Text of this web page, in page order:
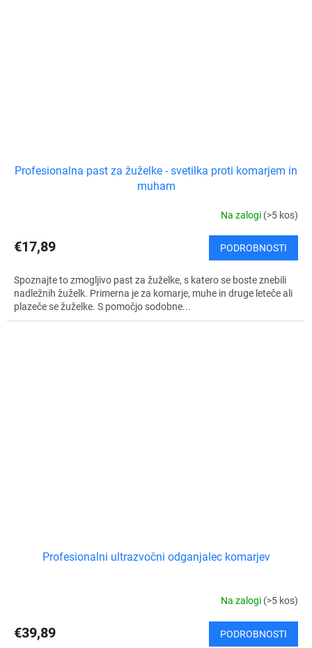
Profesionalna past za žuželke - svetilka proti komarjem in
muham
Na zalogi (>5 kos)
€17,89 PODROBNOSTI
Spoznajte to zmogljivo past za žuželke, s katero se boste znebili
nadležnih žuželk. Primerna je za komarje, muhe in druge leteče ali
plazeče se žuželke. S pomočjo sodobne...
Profesionalni ultrazvočni odganjalec komarjev
Na zalogi (>5 kos)
€39,89 PODROBNOSTI